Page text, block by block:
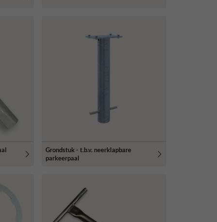
Grondstuk - t.b.v. neerklapbare
parkeerpaal